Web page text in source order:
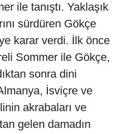
ile tanıştı. Yaklaşık
sürdüren Gökçe
karar verdi. İlk önce
Sommer ile Gökçe,
sonra dini
İsviçre ve
akrabaları ve
gelen damadın